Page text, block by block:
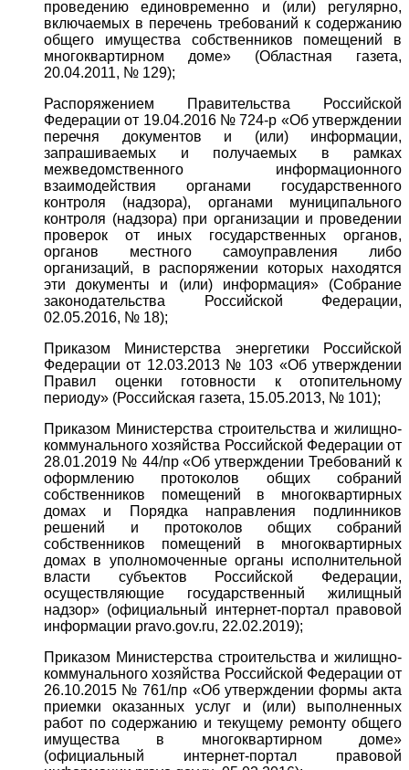
проведению единовременно и (или) регулярно,
включаемых в перечень требований к содержанию
общего имущества собственников помещений в
многоквартирном доме» (Областная газета,
20.04.2011, № 129);
Распоряжением Правительства Российской
Федерации от 19.04.2016 № 724-р «Об утверждении
перечня документов и (или) информации,
запрашиваемых и получаемых в рамках
межведомственного информационного
взаимодействия органами государственного
контроля (надзора), органами муниципального
контроля (надзора) при организации и проведении
проверок от иных государственных органов,
органов местного самоуправления либо
организаций, в распоряжении которых находятся
эти документы и (или) информация» (Собрание
законодательства Российской Федерации,
02.05.2016, № 18);
Приказом Министерства энергетики Российской
Федерации от 12.03.2013 № 103 «Об утверждении
Правил оценки готовности к отопительному
периоду» (Российская газета, 15.05.2013, № 101);
Приказом Министерства строительства и жилищно-
коммунального хозяйства Российской Федерации от
28.01.2019 № 44/пр «Об утверждении Требований к
оформлению протоколов общих собраний
собственников помещений в многоквартирных
домах и Порядка направления подлинников
решений и протоколов общих собраний
собственников помещений в многоквартирных
домах в уполномоченные органы исполнительной
власти субъектов Российской Федерации,
осуществляющие государственный жилищный
надзор» (официальный интернет-портал правовой
информации pravo.gov.ru, 22.02.2019);
Приказом Министерства строительства и жилищно-
коммунального хозяйства Российской Федерации от
26.10.2015 № 761/пр «Об утверждении формы акта
приемки оказанных услуг и (или) выполненных
работ по содержанию и текущему ремонту общего
имущества в многоквартирном доме»
(официальный интернет-портал правовой